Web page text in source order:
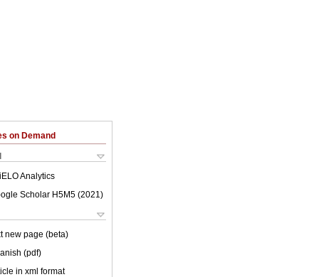
on Demand
Analytics
Scholar H5M5 (2021 )
new page (beta)
(pdf)
in xml format